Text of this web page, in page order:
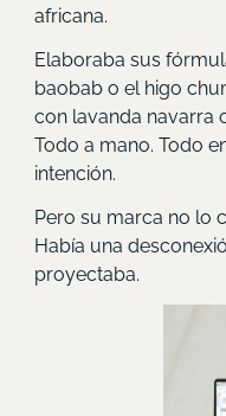
africana.
Elaboraba sus
baobab o el higo
con lavanda navarra
Todo a mano. Todo
intención.
Pero su marca no lo
Había una
proyectaba.